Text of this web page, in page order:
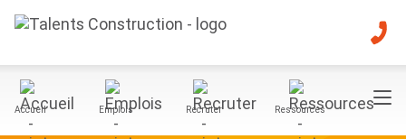
Accueil Emplois Recruter Ressources